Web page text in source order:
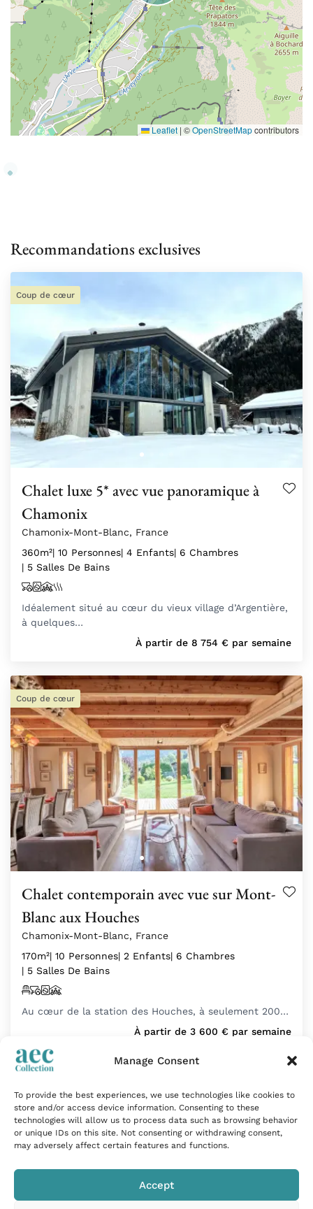
Manage Consent
To provide the best experiences, we use technologies like cookies to
store and/or access device information. Consenting to these
technologies will allow us to process data such as browsing behavior
or unique IDs on this site. Not consenting or withdrawing consent,
may adversely affect certain features and functions.
Accept
Leaflet | ©OpenStreetMapcontributors
Recommandations exclusives
Coup de cœur
Chalet luxe 5* avec vue panoramique à
Chamonix
Chamonix-Mont-Blanc, France
360m²| 10 Personnes| 4 Enfants| 6 Chambres
| 5 Salles De Bains
Idéalement situé au cœur du vieux village d’Argentière,
à quelques…
À partir de 8 754 € par semaine
Coup de cœur
Chalet contemporain avec vue sur Mont-
Blanc aux Houches
Chamonix-Mont-Blanc, France
170m²| 10 Personnes| 2 Enfants| 6 Chambres
| 5 Salles De Bains
Au cœur de la station des Houches, à seulement 200…
À partir de 3 600 € par semaine